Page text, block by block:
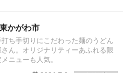
かがわ市
ち手切りにこだわった麺のうどん
さん。オリジナリティーあふれる限
ニューも人気。